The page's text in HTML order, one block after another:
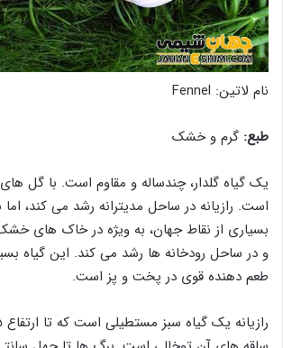
نام لاتین: Fennel
طبع: گرم و خشک
یک گیاه گلدار، چندساله و مقاوم است. با گل
است. رازیانه در ساحل مدیترانه رشد می کند،
بسیاری از نقاط جهان، به ویژه در خاک های
و در ساحل رودخانه ها رشد می کند. این گیاه
طعم دهنده قوی در پخت و پز است.